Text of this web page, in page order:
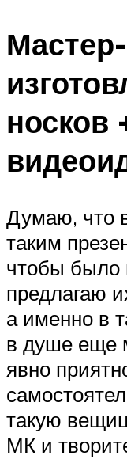
носков
Думаю, что
таким
чтобы было
предлагаю
а именно в
в душе еще
явно
такую
МК и